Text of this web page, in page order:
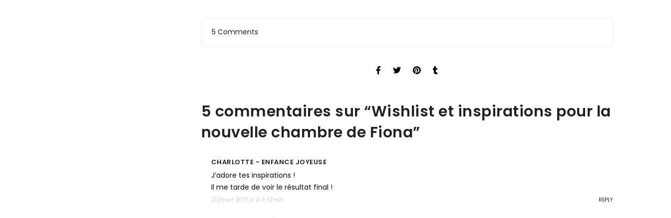
5 Comments
5 commentaires sur “Wishlist et inspirations pour la
nouvelle chambre de Fiona”
CHARLOTTE - ENFANCE JOYEUSE
J’adore tes inspirations !
Il me tarde de voir le résultat final !
15 février 2019 at 11 h 42 min REPLY